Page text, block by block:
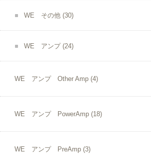
WE その他 (30)
WE アンプ (24)
WE アンプ Other Amp (4)
WE アンプ PowerAmp (18)
WE アンプ PreAmp (3)